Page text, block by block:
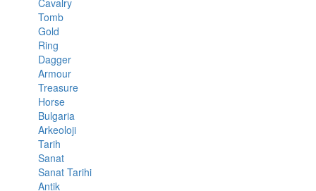
Cavalry
Tomb
Gold
Ring
Dagger
Armour
Treasure
Horse
Bulgaria
Arkeoloji
Tarih
Sanat
Sanat Tarihi
Antik